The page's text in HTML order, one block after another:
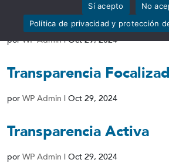
Transparencia
porWP Admin|Oct 29, 2024
Transparencia
por WP Admin | Oct 29, 2024
Transparencia Activa
por WP Admin | Oct 29, 2024
Sí acepto
No
Política de privacidad y protección